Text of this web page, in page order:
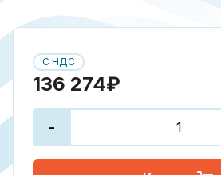
С НДС
136 274₽
-